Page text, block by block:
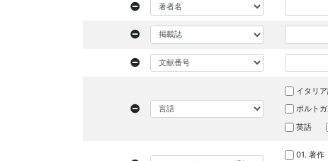
イタリ
ポルト
英語
01. 著作